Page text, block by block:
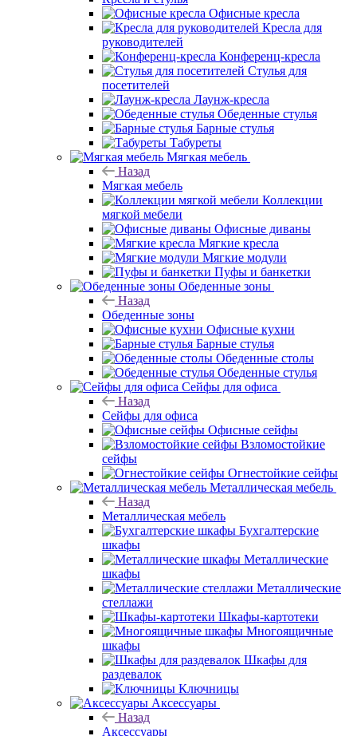
Офисные кресла
Кресла для
руководителей
Конференц-кресла
Стулья для
посетителей
Лаунж-кресла
Обеденные стулья
Барные стулья
Табуреты
Мягкая мебель
Назад
Мягкая мебель
Коллекции
мягкой мебели
Офисные диваны
Мягкие кресла
Мягкие модули
Пуфы и банкетки
Обеденные зоны
Назад
Обеденные зоны
Офисные кухни
Барные стулья
Обеденные столы
Обеденные стулья
Сейфы для офиса
Назад
Сейфы для офиса
Офисные сейфы
Взломостойкие
сейфы
Огнестойкие сейфы
Металлическая мебель
Назад
Металлическая мебель
Бухгалтерские
шкафы
Металлические
шкафы
Металлические
стеллажи
Шкафы-картотеки
Многоящичные
шкафы
Шкафы для
раздевалок
Ключницы
Аксессуары
Назад
Аксессуары